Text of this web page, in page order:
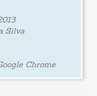
Silva
Chrome